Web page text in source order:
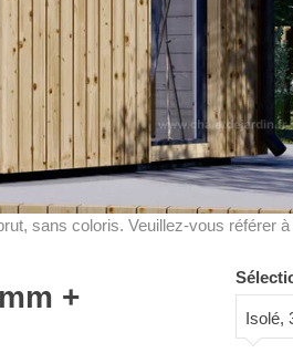
sans coloris. Veuillez-vous référer
+
Isolé,